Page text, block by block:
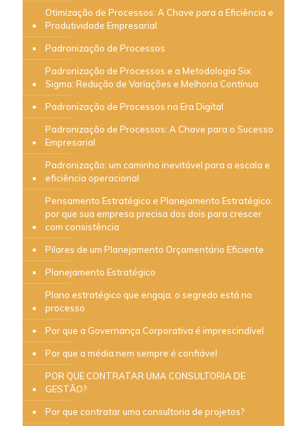
Otimização de Processos: A Chave para a Eficiência e
Produtividade Empresarial
Padronização de Processos
Padronização de Processos e a Metodologia Six
Sigma: Redução de Variações e Melhoria Contínua
Padronização de Processos na Era Digital
Padronização de Processos: A Chave para o Sucesso
Empresarial
Padronização: um caminho inevitável para a escala e
eficiência operacional
Pensamento Estratégico e Planejamento Estratégico:
por que sua empresa precisa dos dois para crescer
com consistência
Pilares de um Planejamento Orçamentário Eficiente
Planejamento Estratégico
Plano estratégico que engaja: o segredo está no
processo
Por que a Governança Corporativa é imprescindível
Por que a média nem sempre é confiável
POR QUE CONTRATAR UMA CONSULTORIA DE
GESTÃO?
Por que contratar uma consultoria de projetos?